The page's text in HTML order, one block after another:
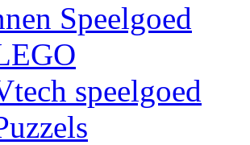
Speelgoed
speelgoed